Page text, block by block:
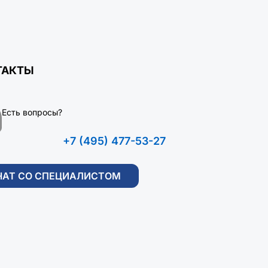
Есть вопросы?
+7 (495) 477-53-27
СО СПЕЦИАЛИСТОМ